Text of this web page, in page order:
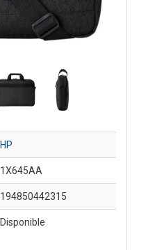
HP
1X645AA
194850442315
Disponible